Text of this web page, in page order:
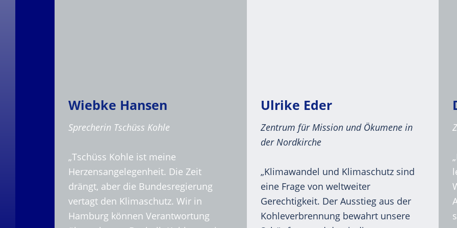
Wiebke Hansen
Sprecherin Tschüss Kohle
„Tschüss Kohle ist meine
Herzensangelegenheit. Die Zeit
drängt, aber die Bundesregierung
vertagt den Klimaschutz. Wir in
Hamburg können Verantwortung
Ulrike Eder
Zentrum für Mission und Ökumene in
der Nordkirche
„Klimawandel und Klimaschutz sind
eine Frage von weltweiter
Gerechtigkeit. Der Ausstieg aus der
Kohleverbrennung bewahrt unsere